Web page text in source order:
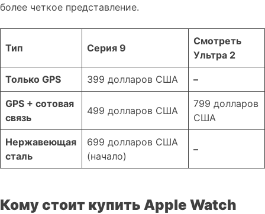
более четкое представление.
Тип Серия 9
Смотреть
Ультра 2
Только GPS 399 долларов США –
GPS + сотовая
связь
499 долларов США
799 долларов
США
Нержавеющая
сталь
699 долларов США
(начало)
–
Кому стоит купить Apple Watch